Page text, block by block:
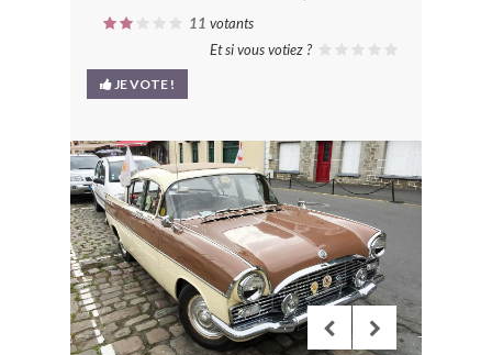
LES CONTRIBUTEURS
LE BLOG
BONJOURLAVIEILLE ?
MODÈLES ET MARQUES
COMMENT FONCTIONNE BLV ?
11 votants
Et si vous votiez ?
JE VOTE !